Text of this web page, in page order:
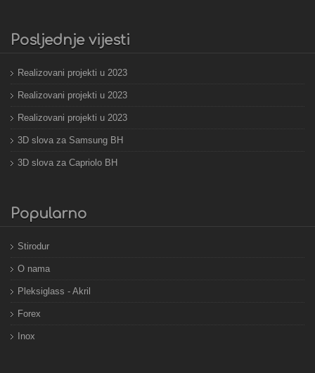
Posljednje vijesti
Realizovani projekti u 2023
Realizovani projekti u 2023
Realizovani projekti u 2023
3D slova za Samsung BH
3D slova za Capriolo BH
Popularno
Stirodur
O nama
Pleksiglass - Akril
Forex
Inox